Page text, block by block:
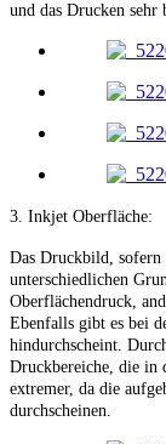
und das Drucken sehr
3. Inkjet Oberfläche:
Das Druckbild,
unterschiedlichen
Oberflächendruck,
Ebenfalls gibt es bei
hindurchscheint.
Druckbereiche, die in
extremer, da die
durchscheinen.